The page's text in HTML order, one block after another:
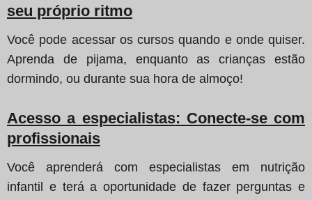
seu próprio ritmo
Você pode acessar os cursos quando e onde quiser.
Aprenda de pijama, enquanto as crianças estão
dormindo, ou durante sua hora de almoço!
Acesso a especialistas: Conecte-se com
profissionais
Você aprenderá com especialistas em nutrição
infantil e terá a oportunidade de fazer perguntas e